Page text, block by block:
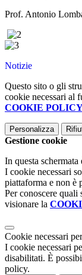
Prof. Antonio
Notizie
Questo sito o gli
cookie necessari al
COOKIE
Personalizza
Gestione cookie
In questa
I cookie necessari
piattaforma e non è
Per conoscere quali
visionare la
Cookie necessari
I cookie necessari
disabilitati. È
policy.